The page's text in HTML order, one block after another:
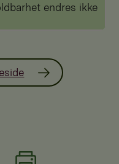
endres ikke